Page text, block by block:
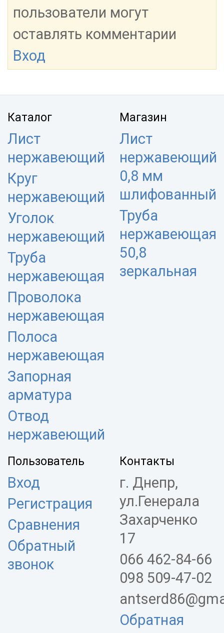
пользователи могут
оставлять комментарии
Вход
Каталог
Лист
нержавеющий
Круг
нержавеющий
Уголок
нержавеющий
Труба
нержавеющая
Проволока
нержавеющая
Полоса
нержавеющая
Запорная
арматура
Отвод
нержавеющий
Магазин
Лист
нержавеющий
0,8 мм
шлифованный
Труба
нержавеющая
50,8
зеркальная
Пользователь
Вход
Регистрация
Сравнения
Обратный
звонок
Контакты
г. Днепр,
ул.Генерала
Захарченко
17
066 462-84-66
098 509-47-02
Обратная